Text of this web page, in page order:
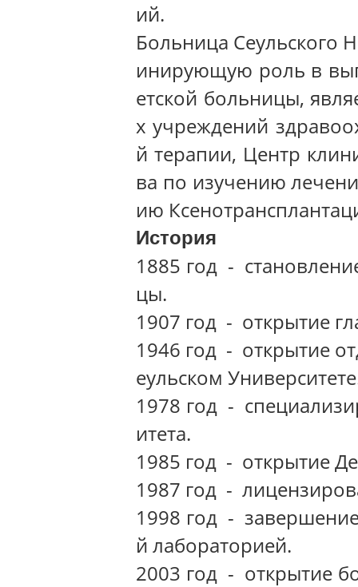
ий.
Больница Сеульского
инирующую роль в
етской больницы,
х учреждений
й терапии, Центр
ва по изучению
ию
История
1885 год -
цы.
1907 год - открытие
1946 год - открытие
еульском
1978 год -
итета.
1985 год - открытие
1987 год -
1998 год -
й лабораторией.
2003 год - открытие